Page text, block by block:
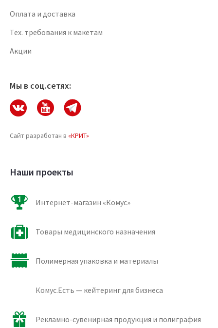
Оплата и доставка
Тех. требования к макетам
Акции
Мы в соц.сетях:
Сайт разработан в «КРИТ»
Наши проекты
Интернет-магазин «Комус»
Товары медицинского назначения
Полимерная упаковка и материалы
Комус.Есть — кейтеринг для бизнеса
Рекламно-сувенирная продукция и полиграфия